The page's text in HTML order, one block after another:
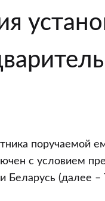
поручаемой
с условием
Беларусь (далее –